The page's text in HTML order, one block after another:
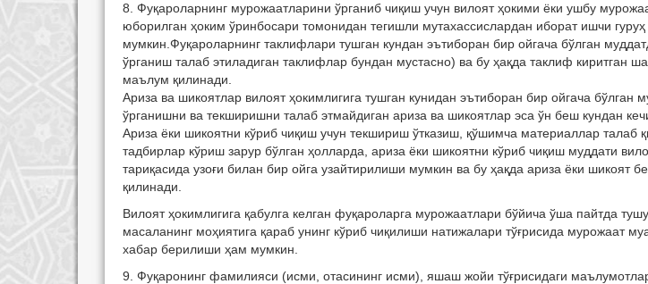
8. Фуқароларнинг мурожаатларини ўрганиб чиқиш учун вилоят ҳокими ёки ушбу
юборилган ҳоким ўринбосари томонидан тегишли мутахассислардан иборат ишчи гуруҳ
мумкин.Фуқароларнинг таклифлари тушган кундан эътиборан бир ойгача бўлган
ўрганиш талаб этиладиган таклифлар бундан мустасно) ва бу ҳақда таклиф киритган
маълум қилинади.
Ариза ва шикоятлар вилоят ҳокимлигига тушган кунидан эътиборан бир ойгача бўлган
ўрганишни ва текширишни талаб этмайдиган ариза ва шикоятлар эса ўн беш кундан
Ариза ёки шикоятни кўриб чиқиш учун текшириш ўтказиш, қўшимча материаллар талаб
тадбирлар кўриш зарур бўлган ҳолларда, ариза ёки шикоятни кўриб чиқиш муддати
тариқасида узоғи билан бир ойга узайтирилиши мумкин ва бу ҳақда ариза ёки шикоят
қилинади.
Вилоят ҳокимлигига қабулга келган фуқароларга мурожаатлари бўйича ўша пайтда
масаланинг моҳиятига қараб унинг кўриб чиқилиши натижалари тўғрисида мурожаат
хабар берилиши ҳам мумкин.
9. Фуқаронинг фамилияси (исми, отасининг исми), яшаш жойи тўғрисидаги